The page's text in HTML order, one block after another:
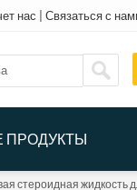
нас |Связаться с
ПРОДУКТЫ
стероидная жидкость